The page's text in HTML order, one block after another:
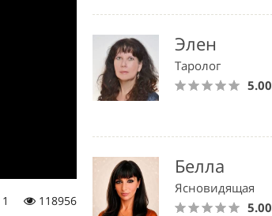
1 118956
Элен
Таролог
5.00
Белла
Ясновидящая
5.00